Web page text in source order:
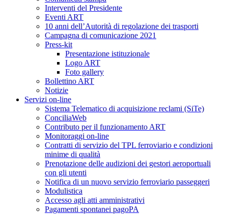
Interventi del Presidente
Eventi ART
10 anni dell’Autorità di regolazione dei trasporti
Campagna di comunicazione 2021
Press-kit
Presentazione istituzionale
Logo ART
Foto gallery
Bollettino ART
Notizie
Servizi on-line
Sistema Telematico di acquisizione reclami (SiTe)
ConciliaWeb
Contributo per il funzionamento ART
Monitoraggi on-line
Contratti di servizio del TPL ferroviario e condizioni
minime di qualità
Prenotazione delle audizioni dei gestori aeroportuali
con gli utenti
Notifica di un nuovo servizio ferroviario passeggeri
Modulistica
Accesso agli atti amministrativi
Pagamenti spontanei pagoPA